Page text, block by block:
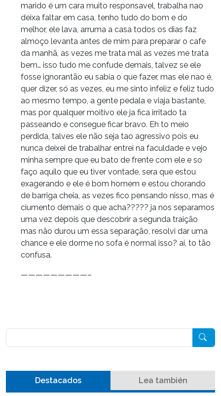
marido é um cara muito responsavel, trabalha nao
deixa faltar em casa, tenho tudo do bom e do
melhor, ele lava, arruma a casa todos os dias faz
almoço levanta antes de mim para preparar o cafe
da manhã, as vezes me trata mal as vezes me trata
bem… isso tudo me confude demais, talvez se ele
fosse ignorantão eu sabia o que fazer, mas ele nao é,
quer dizer, só as vezes, eu me sinto infeliz e feliz tudo
ao mesmo tempo, a gente pedala e viaja bastante,
mas por qualquer moitivo ele ja fica irritado ta
passeando e consegue ficar bravo. Eh to meio
perdida, talves ele não seja tao agressivo pois eu
nunca deixei de trabalhar entrei na faculdade e vejo
minha sempre que eu bato de frente com ele e so
faço aquilo que eu tiver vontade, sera que estou
exagerando e ele é bom homem e estou chorando
de barriga cheia, as vezes fico pensando nisso, mas é
ciumento demais o que acha????? ja nos separamos
uma vez depois que descobrir a segunda traição
mas não durou um essa separação, resolvi dar uma
chance e ele dorme no sofa é normal isso? ai, to tão
confusa.
—————————–
Destacados Lea también